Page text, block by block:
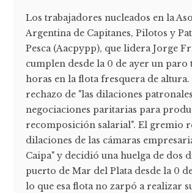
Los trabajadores nucleados en la
Argentina de Capitanes, Pilotos y
Pesca (Aacpypp), que lidera Jorge
cumplen desde la 0 de ayer un paro
horas en la flota fresquera de altura.
rechazo de "las dilaciones
negociaciones paritarias para
recomposición salarial". El gremio
dilaciones de las cámaras
Caipa" y decidió una huelga de dos
puerto de Mar del Plata desde la 0
lo que esa flota no zarpó a realizar